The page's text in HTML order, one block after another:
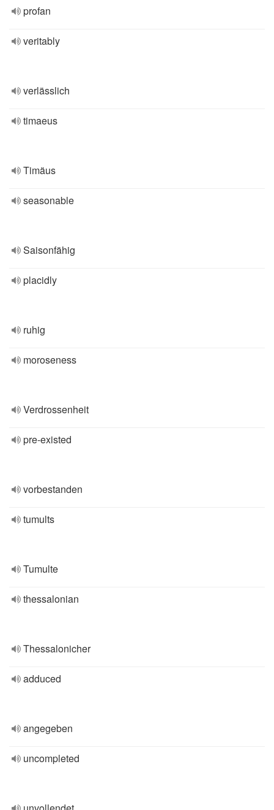
profan
veritably
verlässlich
timaeus
Timäus
seasonable
Saisonfähig
placidly
ruhig
moroseness
Verdrossenheit
pre-existed
vorbestanden
tumults
Tumulte
thessalonian
Thessalonicher
adduced
angegeben
uncompleted